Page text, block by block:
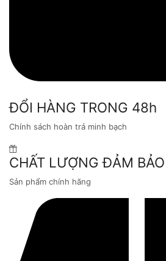
ĐỔI HÀNG TRONG 48h
Chính sách hoàn trả minh bạch
CHẤT LƯỢNG ĐẢM BẢO
Sản phẩm chính hãng